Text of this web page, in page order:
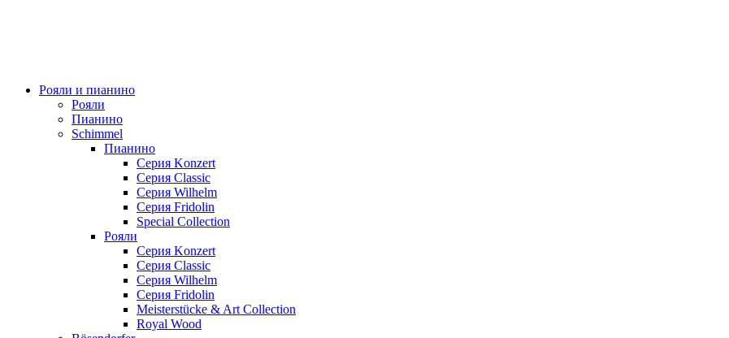
Рояли и пианино
Рояли
Пианино
Schimmel
Пианино
Серия Konzert
Серия Classic
Серия Wilhelm
Серия Fridolin
Special Collection
Рояли
Серия Konzert
Серия Classic
Серия Wilhelm
Серия Fridolin
Meisterstücke & Art Collection
Royal Wood